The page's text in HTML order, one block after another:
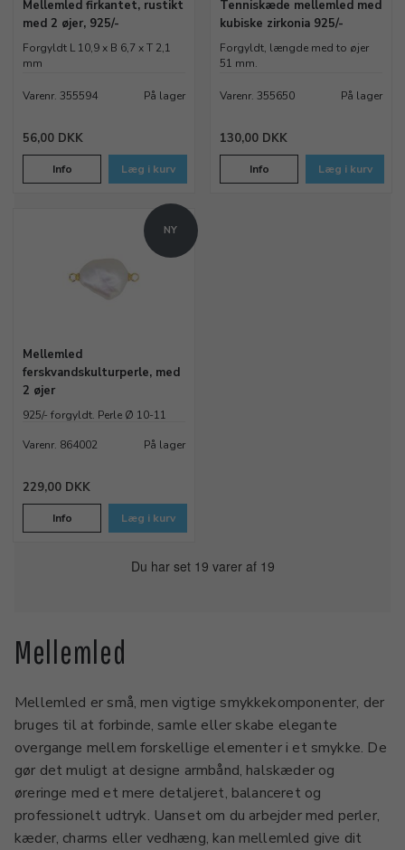
Mellemled firkantet, rustikt
med 2 øjer, 925/-
Forgyldt L 10,9 x B 6,7 x T 2,1
mm
Varenr. 355594 På lager
56,00 DKK
Info Læg i kurv
Tenniskæde mellemled med
kubiske zirkonia 925/-
Forgyldt, længde med to øjer
51 mm.
Varenr. 355650 På lager
130,00 DKK
Info Læg i kurv
NY
Mellemled
ferskvandskulturperle, med
2 øjer
925/- forgyldt. Perle Ø 10-11
Varenr. 864002
På lager
229,00 DKK
Info Læg i kurv
Du har set 19 varer af 19
Mellemled
Mellemled er små, men vigtige smykkekomponenter, der
bruges til at forbinde, samle eller skabe elegante
overgange mellem forskellige elementer i et smykke. De
gør det muligt at designe armbånd, halskæder og
øreringe med et mere detaljeret, balanceret og
professionelt udtryk. Uanset om du arbejder med perler,
kæder, charms eller vedhæng, kan mellemled give dit